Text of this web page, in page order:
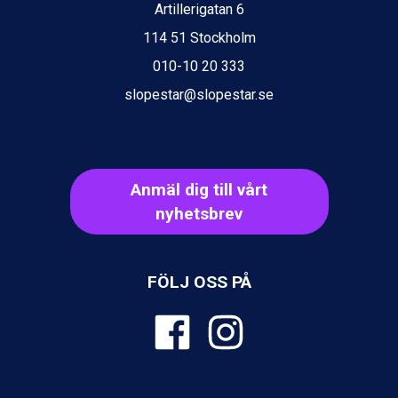
Ischgl från 11.295 kr.
Val Thorens från 8.395 kr.
St. Anton från 11.245 kr.
Zell am See från 6.295 kr.
Canazei från 7.195 kr.
Livigno från 5.595 kr.
Sauze dOulx från 6.145 kr.
Alleghe från 8.545 kr.
Arabba från 11.045 kr.
La Thuile från 7.045 kr.
Passo Tonale från 5.895 kr.
Sölden från 12.995 kr.
Champoluc från 5.945 kr.
Artillerigatan 6
114 51 Stockholm
010-10 20 333
slopestar@slopestar.se
Anmäl dig till vårt
nyhetsbrev
FÖLJ OSS PÅ